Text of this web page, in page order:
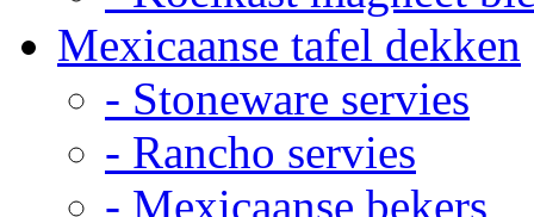
Mexicaanse tafel dekken
- Stoneware servies
- Rancho servies
- Mexicaanse bekers